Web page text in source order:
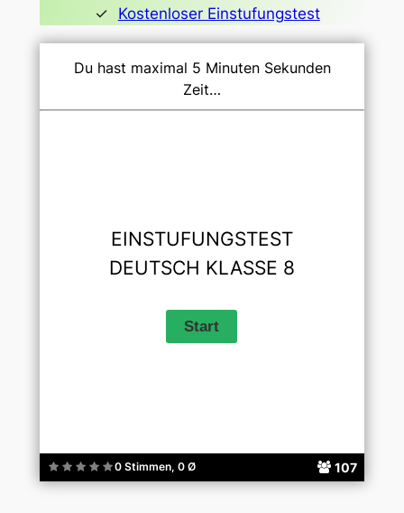
Kostenloser Einstufungstest
0 Stimmen, 0 Ø 107
Du hast maximal 5 Minuten Sekunden
Zeit…
EINSTUFUNGSTEST
DEUTSCH KLASSE 8